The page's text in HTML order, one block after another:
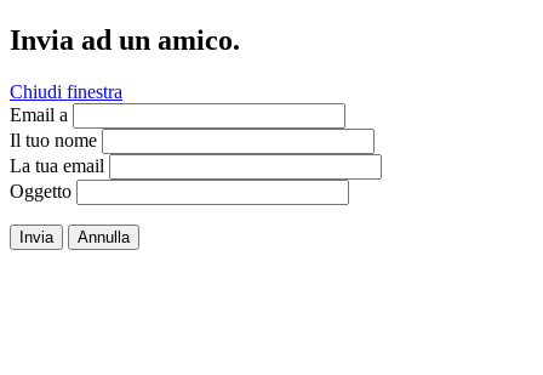
Invia ad un amico.
Chiudi finestra
Email a
Il tuo nome
La tua email
Oggetto
Invia Annulla